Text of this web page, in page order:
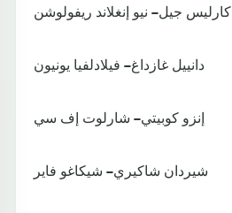
كارليس جيل – نيو إنغلاند ريفولوشن
دانييل غازداغ – فيلادلفيا يونيون
إنزو كوبيتي – شارلوت إف سي
شيردان شاكيري – شيكاغو فاير